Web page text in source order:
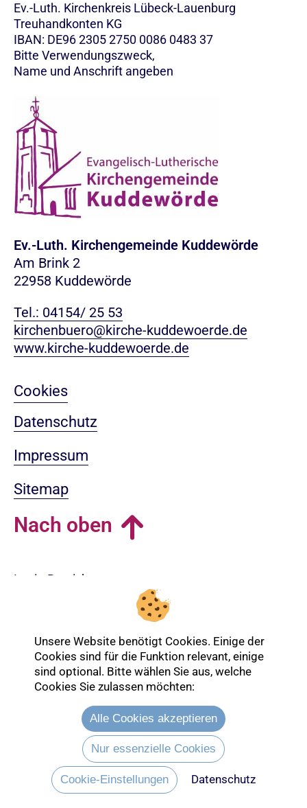
Ev.-Luth. Kirchenkreis Lübeck-Lauenburg
Treuhandkonten KG
IBAN: DE96 2305 2750 0086 0483 37
Bitte Verwendungszweck,
Name und Anschrift angeben
Ev.-Luth. Kirchengemeinde Kuddewörde
Am Brink 2
22958 Kuddewörde
Tel.: 04154/ 25 53
kirchenbuero@kirche-kuddewoerde.de
www.kirche-kuddewoerde.de
Cookies
Datenschutz
Impressum
Sitemap
Nach oben
Login-Bereich
Entdecken Sie mehr über die Ev.
Unsere Website benötigt Cookies. Einige der
Cookies sind für die Funktion relevant, einige
sind optional. Bitte wählen Sie aus, welche
Cookies Sie zulassen möchten:
Alle Cookies akzeptieren
Nur essenzielle Cookies
Cookie-Einstellungen Datenschutz